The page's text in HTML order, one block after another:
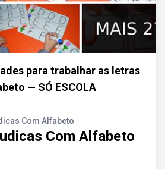
para trabalhar as letras
— SÓ ESCOLA
Com Alfabeto
Com Alfabeto